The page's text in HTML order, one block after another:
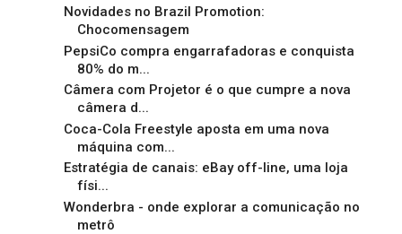
Novidades no Brazil Promotion:
Chocomensagem
PepsiCo compra engarrafadoras e conquista
80% do m...
Câmera com Projetor é o que cumpre a nova
câmera d...
Coca-Cola Freestyle aposta em uma nova
máquina com...
Estratégia de canais: eBay off-line, uma loja
físi...
Wonderbra - onde explorar a comunicação no
metrô